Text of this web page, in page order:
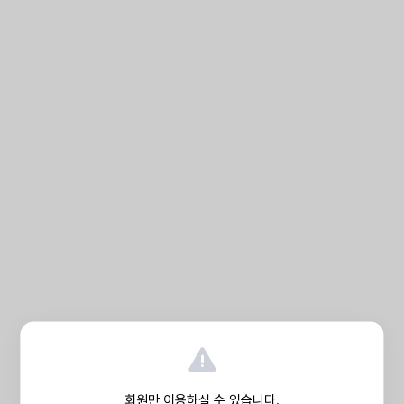
회원만 이용하실 수 있습니다.